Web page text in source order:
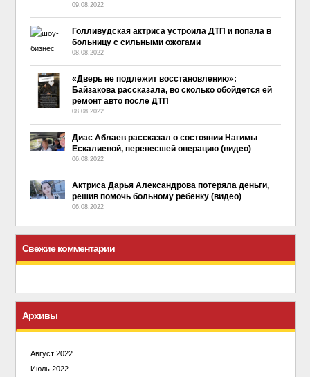
09.08.2022
Голливудская актриса устроила ДТП и попала в
больницу с сильными ожогами
08.08.2022
«Дверь не подлежит восстановлению»:
Байзакова рассказала, во сколько обойдется ей
ремонт авто после ДТП
08.08.2022
Диас Аблаев рассказал о состоянии Нагимы
Ескалиевой, перенесшей операцию (видео)
06.08.2022
Актриса Дарья Александрова потеряла деньги,
решив помочь больному ребенку (видео)
06.08.2022
Свежие комментарии
Архивы
Август 2022
Июль 2022